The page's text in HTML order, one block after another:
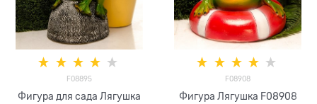
F08895
Фигура для сада Лягушка
F08908
Фигура Лягушка F08908